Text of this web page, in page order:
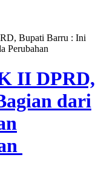
Bupati Barru : Ini
Perubahan
II DPRD,
dari